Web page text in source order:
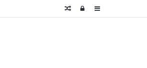
Kenar
Kayıt
Rastgele